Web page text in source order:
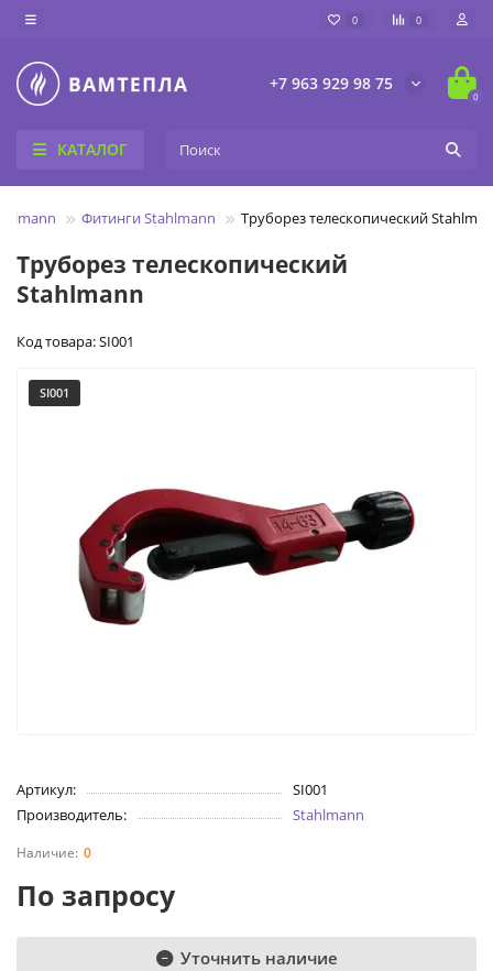
0 0
+7 963 929 98 75
0
КАТАЛОГ
Фитинги Stahlmann Труборез телескопический
Труборез телескопический
Stahlmann
Код товара: SI001
SI001
Артикул:
SI001
Производитель:
Stahlmann
0
По запросу
Уточнить наличие